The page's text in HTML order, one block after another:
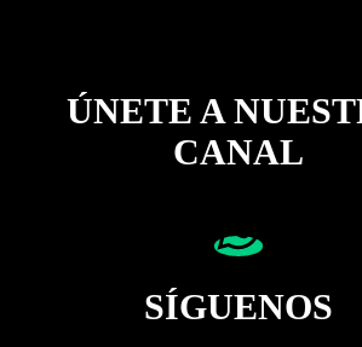
ÚNETE A
CANAL
SÍGUENOS